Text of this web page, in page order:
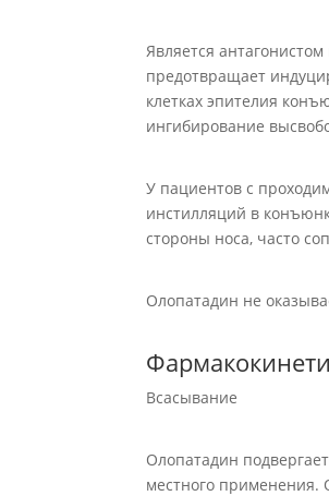
Является
предотвращает
клетках эпителия
ингибирование
У пациентов с
инстилляций в
стороны носа, часто
Олопатадин не
Всасывание
Олопатадин
местного применения.